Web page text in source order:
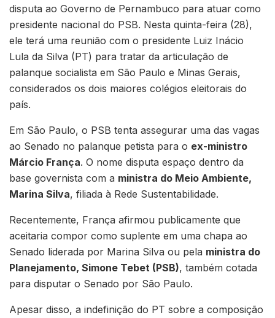
disputa ao Governo de Pernambuco para atuar como
presidente nacional do PSB. Nesta quinta-feira (28),
ele terá uma reunião com o presidente Luiz Inácio
Lula da Silva (PT) para tratar da articulação de
palanque socialista em São Paulo e Minas Gerais,
considerados os dois maiores colégios eleitorais do
país.
Em São Paulo, o PSB tenta assegurar uma das vagas
ao Senado no palanque petista para o ex-ministro
Márcio França. O nome disputa espaço dentro da
base governista com a ministra do Meio Ambiente,
Marina Silva, filiada à Rede Sustentabilidade.
Recentemente, França afirmou publicamente que
aceitaria compor como suplente em uma chapa ao
Senado liderada por Marina Silva ou pela ministra do
Planejamento, Simone Tebet (PSB), também cotada
para disputar o Senado por São Paulo.
Apesar disso, a indefinição do PT sobre a composição